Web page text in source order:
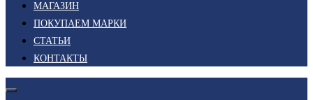
МАГАЗИН
ПОКУПАЕМ МАРКИ
СТАТЬИ
КОНТАКТЫ